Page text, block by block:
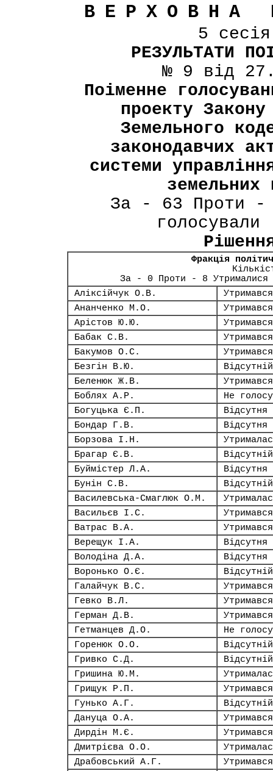
ВЕРХОВНА
5
РЕЗУЛЬТАТИ
№ 9 від
Поіменне
проекту
Земельного
законодавчих
системи
За - 63 Проти -
Фракція
За - 0 Проти - 8
Аліксійчук О.В.
Утримався
Ананченко М.О.
Утримався
Арістов Ю.Ю.
Утримався
Бабак С.В.
Утримався
Бакумов О.С.
Утримався
Безгін В.Ю.
Відсутній
Беленюк Ж.В.
Утримався
Боблях А.Р.
Не
Богуцька Є.П.
Відсутня
Бондар Г.В.
Відсутня
Борзова І.Н.
Брагар Є.В.
Відсутній
Буймістер Л.А.
Відсутня
Бунін С.В.
Відсутній
Василевська-Смаглюк О.М.
Васильєв І.С.
Утримався
Ватрас В.А.
Утримався
Верещук І.А.
Відсутня
Володіна Д.А.
Відсутня
Воронько О.Є.
Відсутній
Галайчук В.С.
Утримався
Гевко В.Л.
Утримався
Герман Д.В.
Утримався
Гетманцев Д.О.
Не
Горенюк О.О.
Відсутній
Гривко С.Д.
Відсутній
Гришина Ю.М.
Грищук Р.П.
Утримався
Гунько А.Г.
Відсутній
Дануца О.А.
Утримався
Дирдін М.Є.
Утримався
Дмитрієва О.О.
Драбовський А.Г.
Утримався